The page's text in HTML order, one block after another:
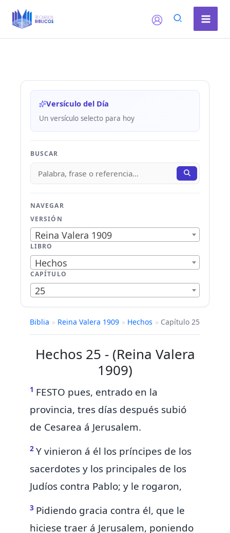
Versículo del Día
Un versículo selecto para hoy
BUSCAR
NAVEGAR
VERSIÓN
Reina Valera 1909
LIBRO
Hechos
CAPÍTULO
25
Biblia » Reina Valera 1909 » Hechos » Capítulo 25
Hechos 25 - (Reina Valera
1909)
1 FESTO pues, entrado en la
provincia, tres días después subió
de Cesarea á Jerusalem.
2 Yvinieron á él los príncipes de los
sacerdotes y los principales de los
Judíos contra Pablo; y le rogaron,
3 Pidiendo gracia contra él, que le
hiciese traer á Jerusalem, poniendo